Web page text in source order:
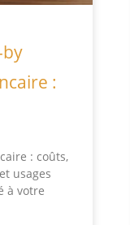
:
: coûts,
usages
à votre